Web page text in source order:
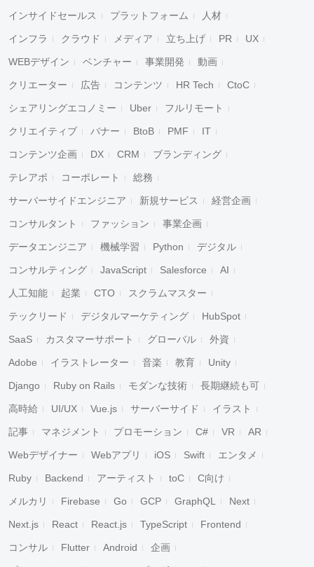
インサイドセールス プラットフォーム 人材
インフラ クラウド メディア 立ち上げ PR UX
WEBデザイン ベンチャー 事業開発 動画
クリエーター 広告 コンテンツ HR Tech CtoC
シェアリングエコノミー Uber フルリモート
クリエイティブ バナー BtoB PMF IT
コンテンツ企画 DX CRM ブランディング
テレアポ コーポレート 総務
サーバーサイドエンジニア 新規サービス 経営企画
コンサルタント ファッション 事業企画
データエンジニア 機械学習 Python デジタル
コンサルティング JavaScript Salesforce AI
人工知能 起業 CTO スクラムマスター
テックリード デジタルマーケティング HubSpot
SaaS カスタマーサポート グローバル 外資
Adobe イラストレーター 音楽 教育 Unity
Django Ruby on Rails モダンな技術 長期継続も可
高時給 UI/UX Vue.js サーバーサイド イラスト
記事 マネジメント プロモーション C# VR AR
Webデザイナー Webアプリ iOS Swift エンタメ
Ruby Backend アーティスト toC C向け
メルカリ Firebase Go GCP GraphQL Next
Next.js React React.js TypeScript Frontend
コンサル Flutter Android 企画